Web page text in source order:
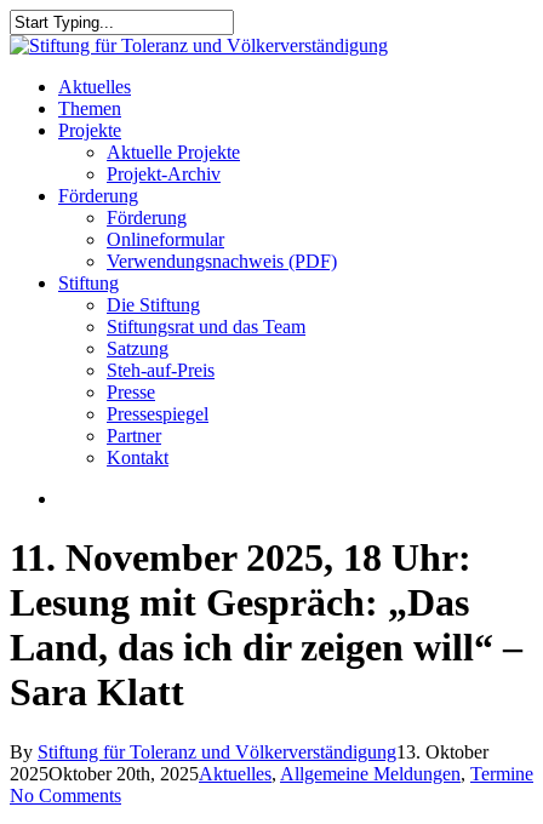
Skip
to
content
Close
search
Menu
Aktuelles
Themen
Projekte
Aktuelle Projekte
Projekt-Archiv
Förderung
Förderung
Onlineformular
Verwendungsnachweis (PDF)
Stiftung
Die Stiftung
Stiftungsrat und das Team
Satzung
Steh-auf-Preis
Presse
Pressespiegel
Partner
Kontakt
11. November 2025, 18 Uhr:
Lesung mit Gespräch: „Das
Land, das ich dir zeigen will“ –
Sara Klatt
By Stiftung für Toleranz und Völkerverständigung13. Oktober
2025Oktober 20th, 2025Aktuelles, Allgemeine Meldungen, Termine
No Comments